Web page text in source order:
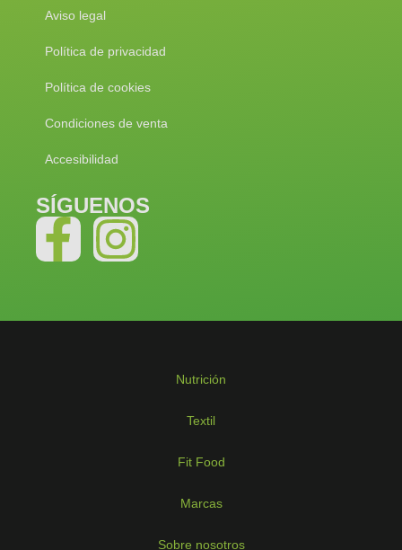
Aviso legal
Política de privacidad
Política de cookies
Condiciones de venta
Accesibilidad
SÍGUENOS
Nutrición
Textil
Fit Food
Marcas
Sobre nosotros